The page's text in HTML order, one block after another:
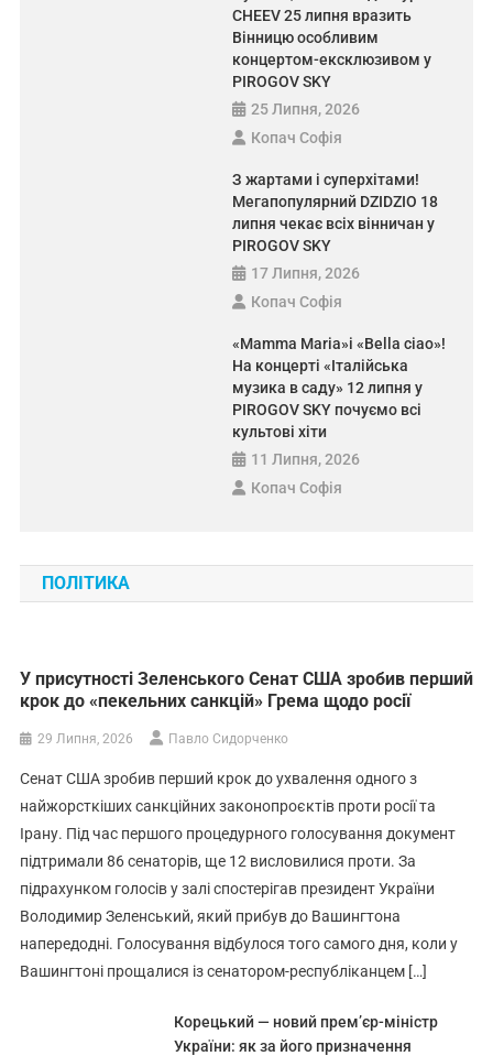
відбувся умовним терміном
Павло Сидорченко
Зелений Південний Буг і «ідеальні»
аналізи: що показали проби води і
про що вони не говорять
Павло Сидорченко
дерева падали на дороги й
автомобілі
CHEEV 25 липня вразить
Вінницю особливим
концертом-ексклюзивом у
PIROGOV SKY
25 Липня, 2026
Копач Софія
З жартами і суперхітами!
Мегапопулярний DZIDZIO 18
липня чекає всіх вінничан у
PIROGOV SKY
17 Липня, 2026
Копач Софія
«Mamma Maria»і «Bella ciao»!
На концерті «Італійська
музика в саду» 12 липня у
PIROGOV SKY почуємо всі
культові хіти
11 Липня, 2026
Копач Софія
ПОЛІТИКА
У присутності Зеленського Сенат США зробив перший
крок до «пекельних санкцій» Грема щодо росії
29 Липня, 2026 Павло Сидорченко
Сенат США зробив перший крок до ухвалення одного з
найжорсткіших санкційних законопроєктів проти росії та
Ірану. Під час першого процедурного голосування документ
підтримали 86 сенаторів, ще 12 висловилися проти. За
підрахунком голосів у залі спостерігав президент України
Володимир Зеленський, який прибув до Вашингтона
напередодні. Голосування відбулося того самого дня, коли у
Вашингтоні прощалися із сенатором-республіканцем […]
Корецький — новий прем’єр-міністр
України: як за його призначення